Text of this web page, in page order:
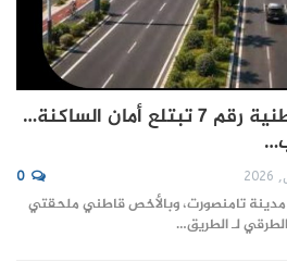
تامنصورت: الطريق الوطنية رقم 7 تبتلع أمان الساكنة…
0
ساكنة مدينة تامنصورت، وبالأخص قاطني ملحقتي
لـ الطريق…